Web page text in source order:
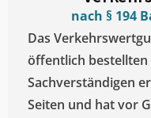
nach § 194
Das
öffentlich
Sachverständigen
Seiten und hat vor